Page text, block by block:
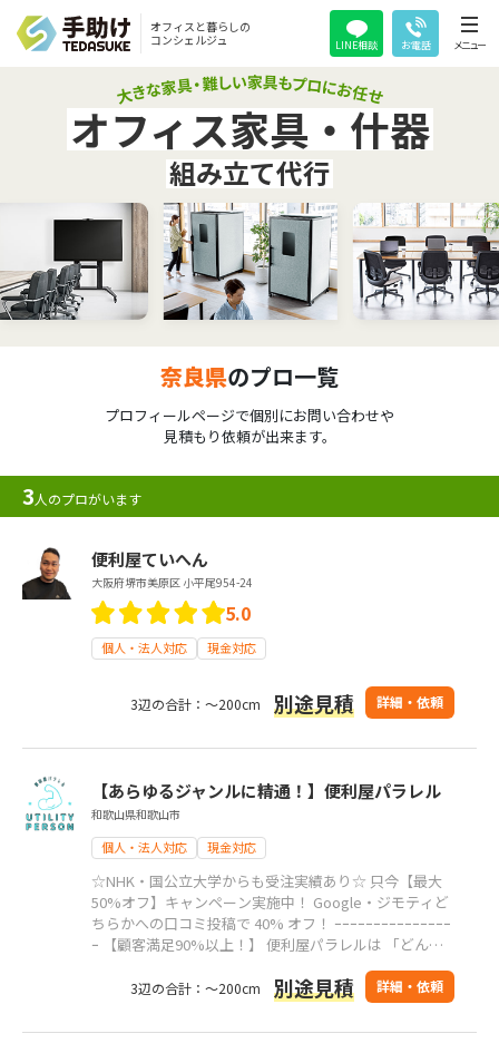
オフィスと暮らしの
コンシェルジュ
LINE相談 お電話 メニュー
オフィス家具・什器
組み立て代行
奈良県のプロ一覧
プロフィールページで個別にお問い合わせや
見積もり依頼が出来ます。
3人のプロがいます
便利屋ていへん
大阪府堺市美原区 小平尾954-24
5.0
個人・法人対応 現金対応
3辺の合計：～200cm 別途見積 詳細・依頼
【あらゆるジャンルに精通！】便利屋パラレル
和歌山県和歌山市
個人・法人対応 現金対応
☆NHK・国公立大学からも受注実績あり☆ 只今【最大
50%オフ】キャンペーン実施中！ Google・ジモティど
ちらかへの口コミ投稿で 40% オフ！ ｰｰｰｰｰｰｰｰｰｰｰｰｰｰｰ
ｰ 【顧客満足90%以上！】 便利屋パラレルは 「どんな
事でも責任を持って親身にご相談をお受けする」 こと
をモットーに ・24時間年中無休 ・出張費用0円 で困っ
3辺の合計：～200cm 別途見積 詳細・依頼